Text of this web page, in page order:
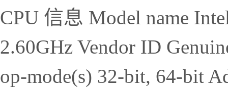
CPU 信息 Model name
2.60GHz Vendor ID
op-mode(s) 32-bit, 64-bit